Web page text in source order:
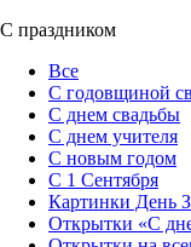
С праздником
Все
С годовщиной
С днем свадьбы
С днем учителя
С новым годом
С 1 Сентября
Картинки День
Открытки «‎С